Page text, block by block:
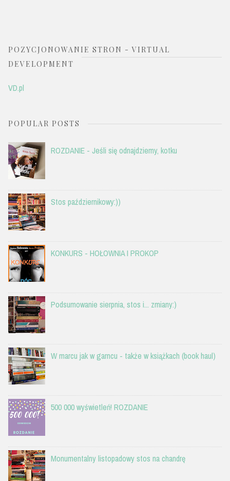
POZYCJONOWANIE STRON - VIRTUAL
DEVELOPMENT
VD.pl
POPULAR POSTS
ROZDANIE - Jeśli się odnajdziemy, kotku
Stos październikowy:))
KONKURS - HOŁOWNIA I PROKOP
Podsumowanie sierpnia, stos i... zmiany:)
W marcu jak w garncu - także w książkach (book haul)
500 000 wyświetleń! ROZDANIE
Monumentalny listopadowy stos na chandrę